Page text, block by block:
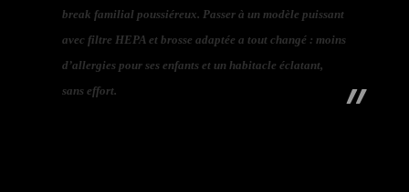
break familial poussiéreux. Passer à un modèle puissant
avec filtre HEPA et brosse adaptée a tout changé : moins
d’allergies pour ses enfants et un habitacle éclatant,
sans effort.